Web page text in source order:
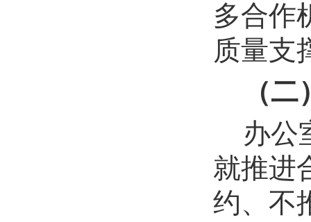
多合作
质量支
（
办公
就推进
约、不